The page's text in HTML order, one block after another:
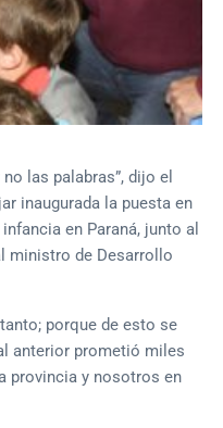
las palabras”, dijo el
inaugurada la puesta en
en Paraná, junto al
ministro de Desarrollo
porque de esto se
anterior prometió miles
provincia y nosotros en